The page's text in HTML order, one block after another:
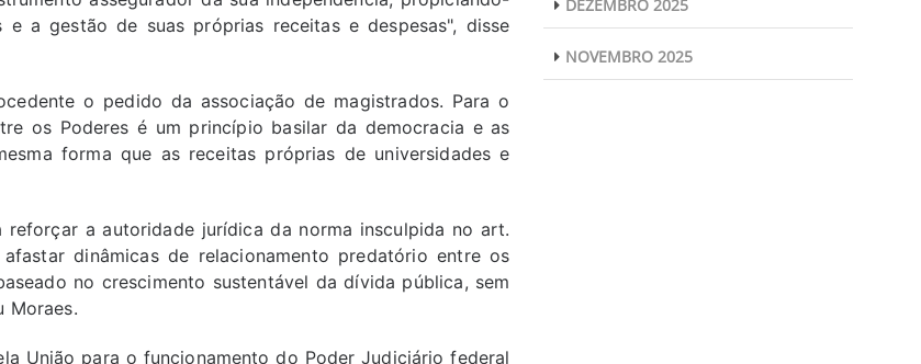
a gestão de suas próprias receitas e despesas", disse
o pedido da associação de magistrados. Para o
os Poderes é um princípio basilar da democracia e as
forma que as receitas próprias de universidades e
a autoridade jurídica da norma insculpida no art.
dinâmicas de relacionamento predatório entre os
no crescimento sustentável da dívida pública, sem
Moraes.
União para o funcionamento do Poder Judiciário federal
DEZEMBRO 2025
NOVEMBRO 2025